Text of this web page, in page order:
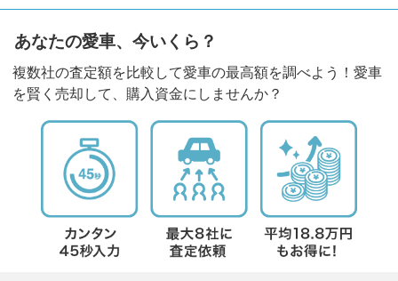
あなたの愛車、今いくら？
複数社の査定額を比較して愛車の最高額を調べよう！愛車
を賢く売却して、購入資金にしませんか？